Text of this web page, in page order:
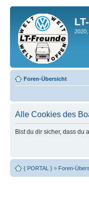
Foren-Übersicht
Alle Cookies des
Bist du dir sicher, dass du
{ PORTAL } » Foren-